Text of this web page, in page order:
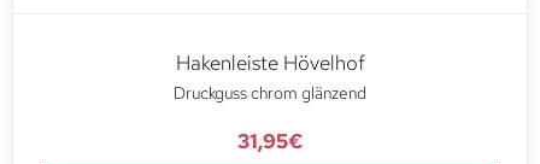
Hakenleiste Hövelhof
Druckguss chrom glänzend
31,95€